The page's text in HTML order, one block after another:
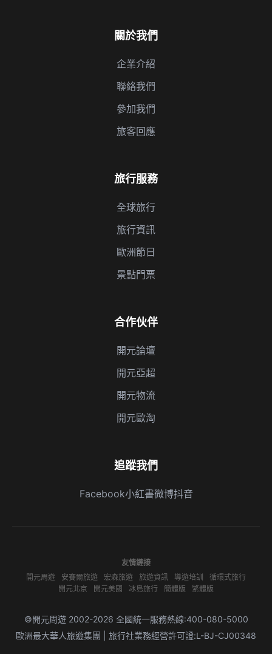
關於我們
企業介紹
聯絡我們
參加我們
旅客回應
旅行服務
全球旅行
旅行資訊
歐洲節日
景點門票
合作伙伴
開元論壇
開元亞超
開元物流
開元歐淘
追蹤我們
Facebook小紅書微博抖音
友情鏈接
開元周遊
安賽爾旅遊 宏森旅遊 旅遊資訊 導遊培訓
循環式旅行
開元北京
開元美國 冰島旅行 簡體版 繁體版
©開元周遊 2002-2026 全國統一服務熱線:400-080-5000
歐洲最大華人旅遊集團 | 旅行社業務經營許可證:L-BJ-CJ00348